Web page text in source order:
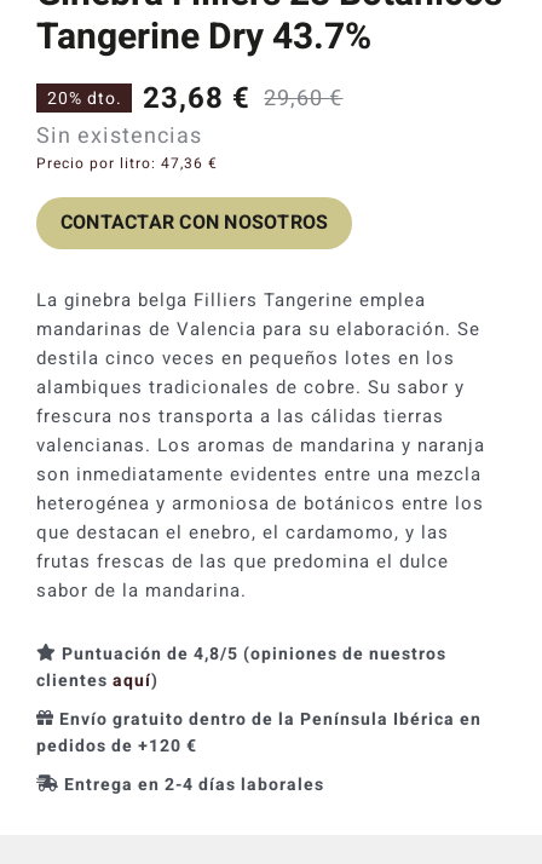
Tangerine Dry 43.7%
29,60€
original
era:
29,60 €.
23,68 €
actual
es:
23,68 €.
20% dto.
Sin existencias
Precio por litro: 47,36 €
CONTACTAR CON NOSOTROS
La ginebra belga Filliers Tangerine emplea
mandarinas de Valencia para su elaboración. Se
destila cinco veces en pequeños lotes en los
alambiques tradicionales de cobre. Su sabor y
frescura nos transporta a las cálidas tierras
valencianas. Los aromas de mandarina y naranja
son inmediatamente evidentes entre una mezcla
heterogénea y armoniosa de botánicos entre los
que destacan el enebro, el cardamomo, y las
frutas frescas de las que predomina el dulce
sabor de la mandarina.
Puntuación de 4,8/5 (opiniones de nuestros
clientes aquí)
Envío gratuito dentro de la Península Ibérica en
pedidos de +120 €
Entrega en 2-4 días laborales